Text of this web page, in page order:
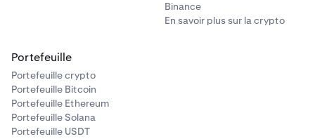
Binance
En savoir plus sur la crypto
Portefeuille
Portefeuille crypto
Portefeuille Bitcoin
Portefeuille Ethereum
Portefeuille Solana
Portefeuille USDT